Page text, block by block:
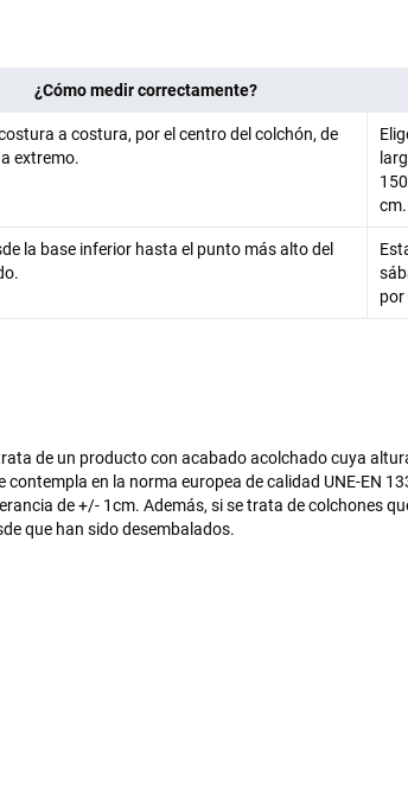
¿Cómo medir correctamente?
a costura, por el centro del colchón, de
extremo.
cm.
la base inferior hasta el punto más alto del
por
de un producto con acabado acolchado cuya
en la norma europea de calidad UNE-EN
de +/- 1cm. Además, si se trata de colchones
que han sido desembalados.